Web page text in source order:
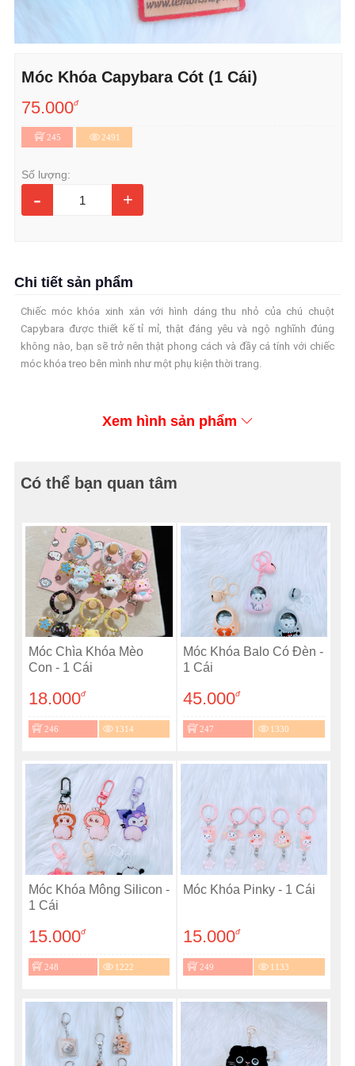
Móc Khóa Capybara Cót (1 Cái)
75.000đ
245 2491
Số lượng:
- +
Chi tiết sản phẩm
Chiếc móc khóa xinh xắn với hình dáng thu nhỏ của chú chuột
Capybara được thiết kế tỉ mỉ, thật đáng yêu và ngộ nghĩnh đúng
không nào, bạn sẽ trở nên thật phong cách và đầy cá tính với chiếc
móc khóa treo bên mình như một phụ kiện thời trang.
Xem hình sản phẩm
Có thể bạn quan tâm
Móc Chìa Khóa Mèo
Con - 1 Cái
18.000đ
246 1314
Móc Khóa Balo Có Đèn -
1 Cái
45.000đ
247 1330
Móc Khóa Mông Silicon -
1 Cái
15.000đ
248 1222
Móc Khóa Pinky - 1 Cái
15.000đ
249 1133